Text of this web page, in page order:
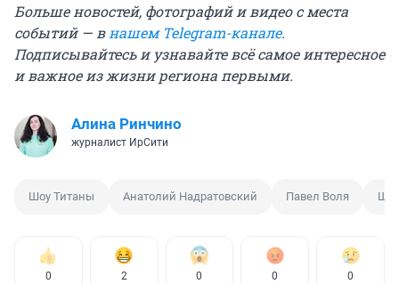
Больше новостей, фотографий и видео с места
событий — в нашем Telegram-канале.
Подписывайтесь и узнавайте всё самое интересное
и важное из жизни региона первыми.
Алина Ринчино
журналист ИрСити
Шоу Титаны Анатолий Надратовский Павел Воля
0 2 0 0 0